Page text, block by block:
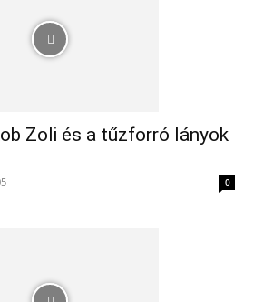
Zoli és a tűzforró lányok
0